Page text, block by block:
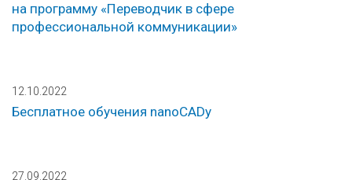
на программу «Переводчик в сфере
профессиональной коммуникации»
12.10.2022
Бесплатное обучения nanoCADу
27.09.2022